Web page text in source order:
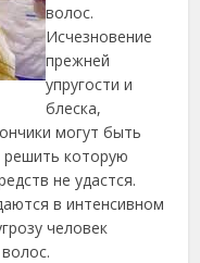
волос.
Исчезновение
прежней
упругости и
блеска,
могут быть
решить которую
не удастся.
в интенсивном
человек